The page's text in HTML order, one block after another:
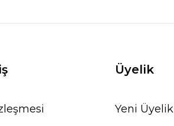
Üyelik
Yeni Üyelik